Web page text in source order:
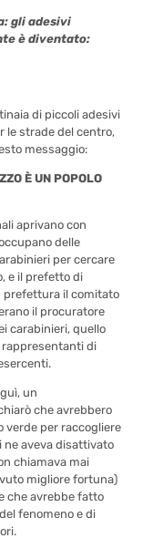
gli adesivi
è diventato:
di piccoli adesivi
le strade del centro,
messaggio:
È UN POPOLO
aprivano con
delle
per cercare
e il prefetto di
prefettura il comitato
il procuratore
carabinieri, quello
rappresentanti di
un
che avrebbero
per raccogliere
ne aveva disattivato
chiamava mai
migliore fortuna)
che avrebbe fatto
fenomeno e di